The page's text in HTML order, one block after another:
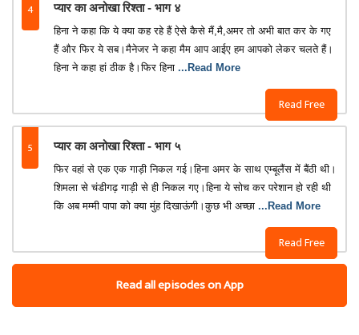
4 प्यार का अनोखा रिश्ता - भाग ४
Read Free
हिना ने कहा कि ये क्या कह रहे हैं ऐसे कैसे मैं,मै,अमर तो अभी बात कर के गए
हैं और फिर ये सब।मैनेजर ने कहा मैम आप आईए हम आपको लेकर चलते हैं।
हिना ने कहा हां ठीक है।फिर हिना ...Read More
5 प्यार का अनोखा रिश्ता - भाग ५
Read Free
फिर वहां से एक एक गाड़ी निकल गई।हिना अमर के साथ एम्बूलैंस में बैंठी थी।
शिमला से चंडीगढ़ गाड़ी से ही निकल गए।हिना ये सोच कर परेशान हो रही थी
कि अब मम्मी पापा को क्या मुंह दिखाऊंगी।कुछ भी अच्छा ...Read More
Read all episodes on App